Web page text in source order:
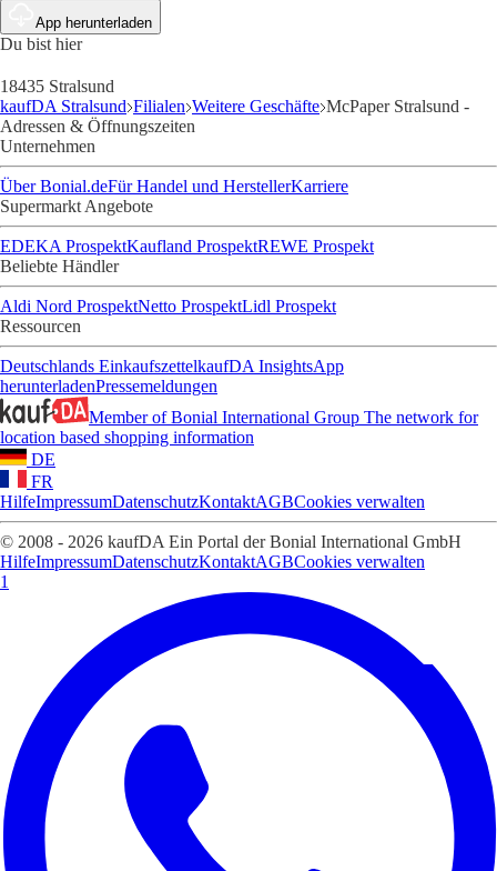
App herunterladen
Du bist hier
18435 Stralsund
kaufDA Stralsund Filialen Weitere Geschäfte McPaper Stralsund -
Adressen & Öffnungszeiten
Unternehmen
Über Bonial.deFür Handel und HerstellerKarriere
Supermarkt Angebote
EDEKA ProspektKaufland ProspektREWE Prospekt
Beliebte Händler
Aldi Nord ProspektNetto ProspektLidl Prospekt
Ressourcen
Deutschlands EinkaufszettelkaufDA InsightsApp
herunterladenPressemeldungen
Member of Bonial International Group The network for
location based shopping information
DE
FR
HilfeImpressumDatenschutzKontaktAGBCookies verwalten
© 2008 - 2026 kaufDA Ein Portal der Bonial International GmbH
HilfeImpressumDatenschutzKontaktAGBCookies verwalten
1